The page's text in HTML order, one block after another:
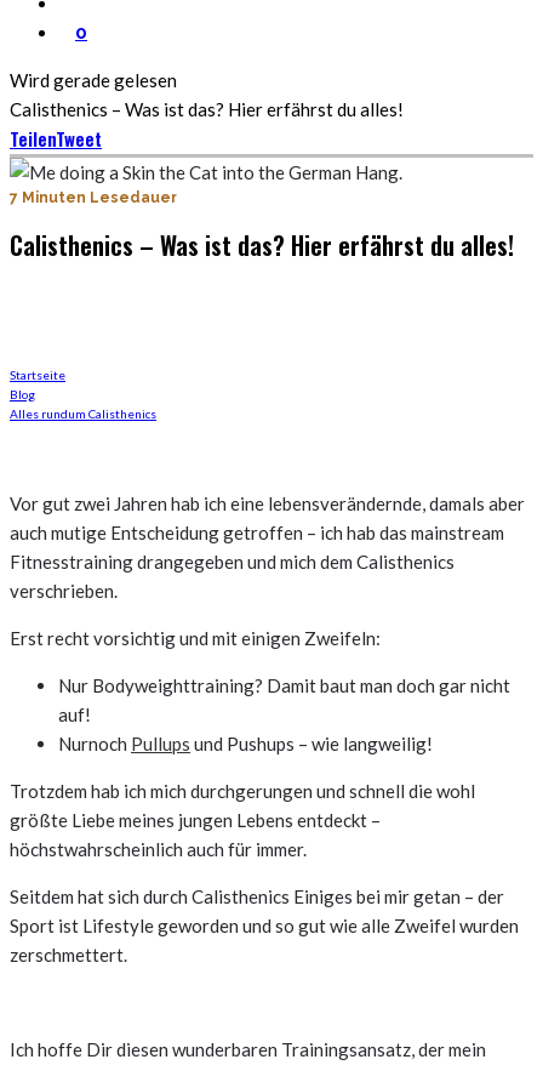
0
Wird gerade gelesen
Calisthenics – Was ist das? Hier erfährst du alles!
TeilenTweet
7 Minuten Lesedauer
Calisthenics – Was ist das? Hier erfährst du alles!
Startseite
Blog
Alles rundum Calisthenics
Vor gut zwei Jahren hab ich eine lebensverändernde, damals aber
auch mutige Entscheidung getroffen – ich hab das mainstream
Fitnesstraining drangegeben und mich dem Calisthenics
verschrieben.
Erst recht vorsichtig und mit einigen Zweifeln:
Nur Bodyweighttraining? Damit baut man doch gar nicht
auf!
Nurnoch Pullups und Pushups – wie langweilig!
Trotzdem hab ich mich durchgerungen und schnell die wohl
größte Liebe meines jungen Lebens entdeckt –
höchstwahrscheinlich auch für immer.
Seitdem hat sich durch Calisthenics Einiges bei mir getan – der
Sport ist Lifestyle geworden und so gut wie alle Zweifel wurden
zerschmettert.
Ich hoffe Dir diesen wunderbaren Trainingsansatz, der mein